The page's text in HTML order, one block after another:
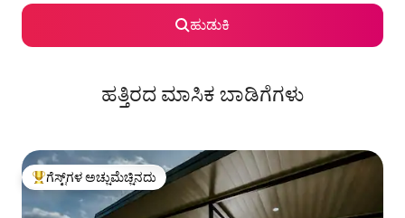
ಹುಡುಕಿ
ಹತ್ತಿರದ ಮಾಸಿಕ ಬಾಡಿಗೆಗಳು
ಗೆಸ್ಟ್‌ಗಳಿಗೆ ಅತಿ ಹೆಚ್ಚು ಅಚ್ಚುಮೆಚ್ಚಿನದು
ಗೆಸ್ಟ್‌ಗಳ ಅಚ್ಚುಮೆಚ್ಚಿನದು